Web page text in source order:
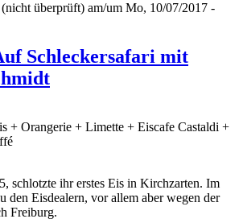
(nicht überprüft) am/um Mo, 10/07/2017 -
Schleckersafari mit
+ Orangerie + Limette + Eiscafe Castaldi +
schlotzte ihr erstes Eis in Kirchzarten. Im
den Eisdealern, vor allem aber wegen der
Freiburg.